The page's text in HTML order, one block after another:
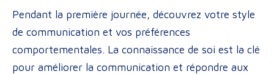
Pendant la première journée, découvrez votre style
de communication et vos préférences
comportementales. La connaissance de soi est la clé
pour améliorer la communication et répondre aux